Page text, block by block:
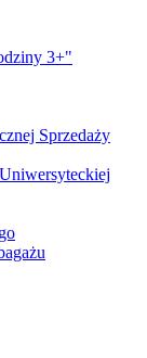
3+"
Sprzedaży